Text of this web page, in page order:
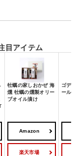
目アイテム
牡蠣の家しおかぜ 海
燻 牡蠣の燻製オリー
ブオイル漬け
ゴディ
ール
Amazon
楽天市場